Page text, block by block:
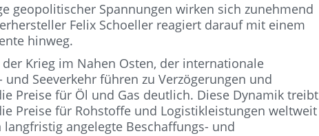
geopolitischer Spannungen wirken sich zunehmend
Felix Schoeller reagiert darauf mit einem
hinweg.
Krieg im Nahen Osten, der internationale
Seeverkehr führen zu Verzögerungen und
Preise für Öl und Gas deutlich. Diese Dynamik treibt
Preise für Rohstoffe und Logistikleistungen weltweit
angelegte Beschaffungs- und